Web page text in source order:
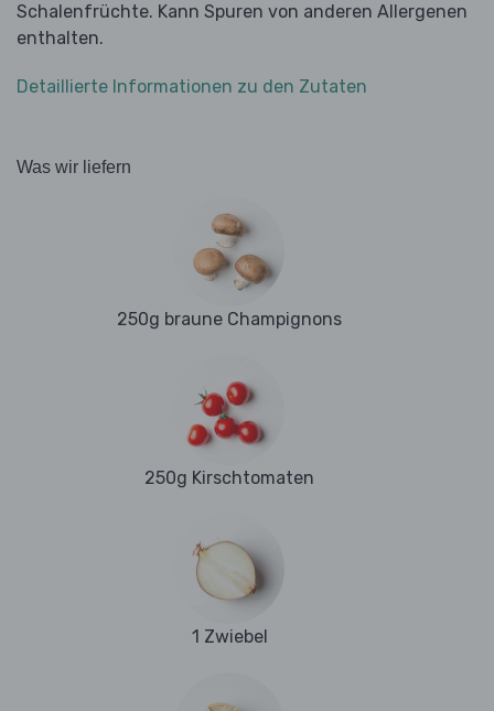
Schalenfrüchte. Kann Spuren von anderen Allergenen
enthalten.
Detaillierte Informationen zu den Zutaten
Was wir liefern
250g braune Champignons
250g Kirschtomaten
1 Zwiebel